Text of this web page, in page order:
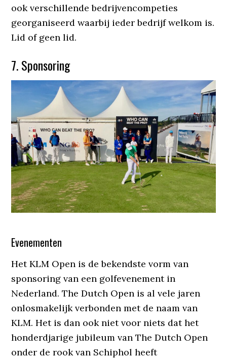
ook verschillende bedrijvencompeties
georganiseerd waarbij ieder bedrijf welkom is.
Lid of geen lid.
7. Sponsoring
Evenementen
Het KLM Open is de bekendste vorm van
sponsoring van een golfevenement in
Nederland. The Dutch Open is al vele jaren
onlosmakelijk verbonden met de naam van
KLM. Het is dan ook niet voor niets dat het
honderdjarige jubileum van The Dutch Open
onder de rook van Schiphol heeft